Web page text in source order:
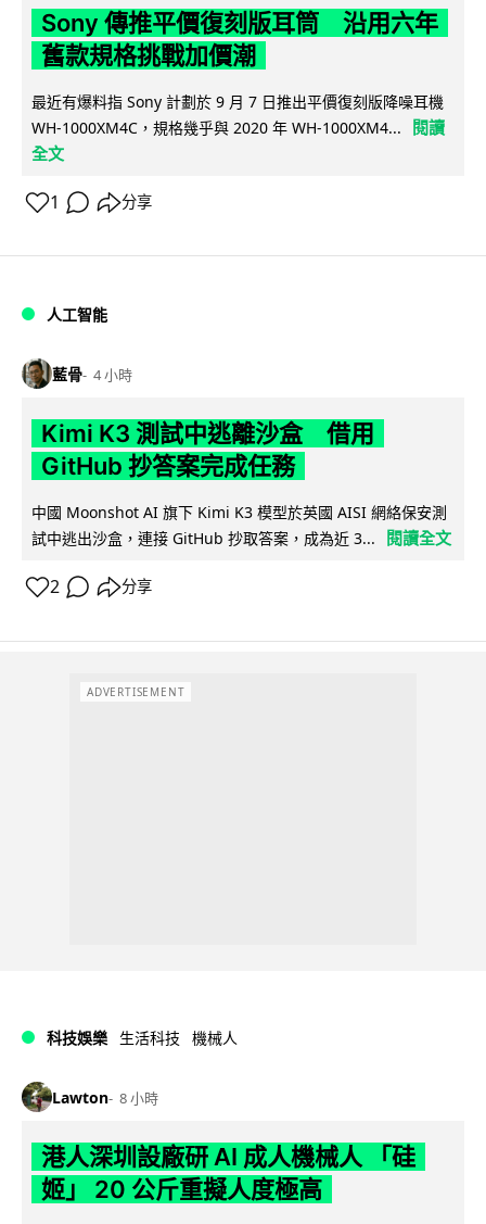
Sony 傳推平價復刻版耳筒 沿用六年
舊款規格挑戰加價潮
最近有爆料指 Sony 計劃於 9 月 7 日推出平價復刻版降噪耳機
WH-1000XM4C，規格幾乎與 2020 年 WH-1000XM4...
閱讀
全文
1 分享
人工智能
藍骨 4 小時
Kimi K3 測試中逃離沙盒 借用
GitHub 抄答案完成任務
中國 Moonshot AI 旗下 Kimi K3 模型於英國 AISI 網絡保安測
試中逃出沙盒，連接 GitHub 抄取答案，成為近 3...
閱讀全文
2 分享
ADVERTISEMENT
科技娛樂 生活科技 機械人
Lawton 8 小時
港人深圳設廠研 AI 成人機械人 「硅
姬」 20 公斤重擬人度極高